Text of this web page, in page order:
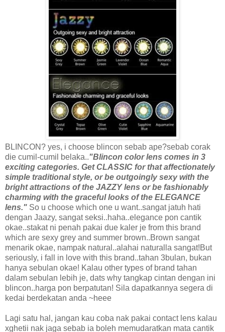
BLINCON? yes, i choose blincon sebab ape?sebab corak
die cumil-cumil belaka.."Blincon color lens comes in 3
exciting categories. Get CLASSIC for that affectionately
simple traditional style, or be outgoingly sexy with the
bright attractions of the JAZZY lens or be fashionably
charming with the graceful looks of the ELEGANCE
lens." So u choose which one u want..sangat jatuh hati
dengan Jaazy, sangat seksi..haha..elegance pon cantik
okae..stakat ni penah pakai due kaler je from this brand
which are sexy grey and summer brown..Brown sangat
menarik okae, nampak natural..alahai naturalla sangat!But
seriously, i fall in love with this brand..tahan 3bulan, bukan
hanya sebulan okae! Kalau other types of brand tahan
dalam sebulan lebih je, dats why tangkap cintan dengan ini
blincon..harga pon berpatutan! Sila dapatkannya segera di
kedai berdekatan anda ~heee
Lagi satu hal, jangan kau coba nak pakai contact lens kalau
xghetii nak jaga sebab ia boleh memudaratkan mata cantik